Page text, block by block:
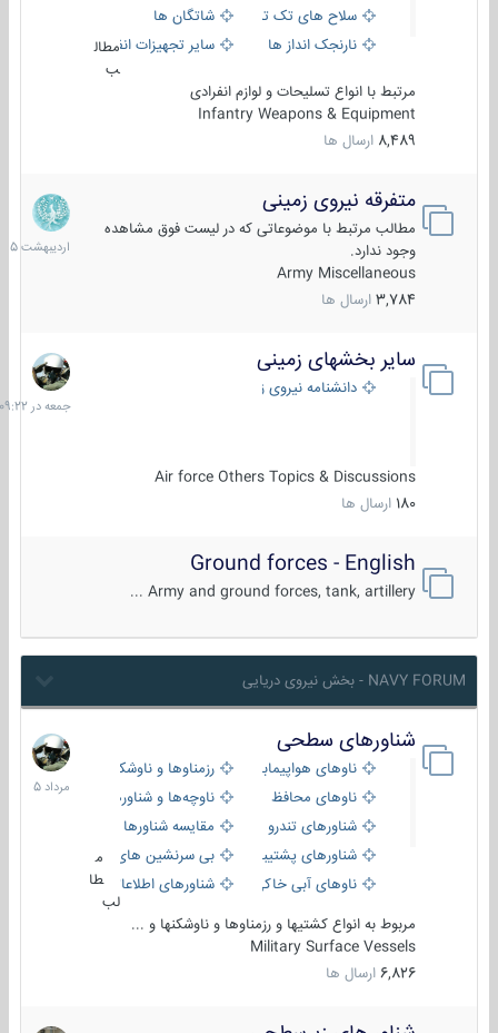
سلاح های تک تیر اندازیشاتگان ها
نارنجک انداز ها
سایر تجهیزات انفرادی
مطال
ب
مرتبط با انواع تسلیحات و لوازم انفرادی
Infantry Weapons & Equipment
8,489 ارسال ها
متفرقه نیروی زمینی
مطالب مرتبط با موضوعاتی که در لیست فوق مشاهده
وجود ندارد.
Army Miscellaneous
3,784 ارسال ها
27
1405
سایر بخشهای زمینی
دانشنامه نیروی زمینی
Air force Others Topics & Discussions
180 ارسال ها
جمعه
در
09:22
Ground forces - English
Army and ground forces, tank, artillery ...
NAVY FORUM - بخش نیروی دریایی
شناورهای سطحی
ناوهای هواپیمابر و بالگرد بررزمناوها و ناوشکن‌ها
ناوهای محافظ
ناوچه‌ها و شناورهای گشتی
شناورهای تندرو
مقایسه شناورها
شناورهای پشتیبانی
بی سرنشین های دریایی
ناوهای آبی خاکی و نیروبرشناورهای اطلاعاتی و جاسوسی
طا
لب
مربوط به انواع کشتیها و رزمناوها و ناوشکنها و ...
Military Surface Vessels
6,826 ارسال ها
2
مرداد
1405